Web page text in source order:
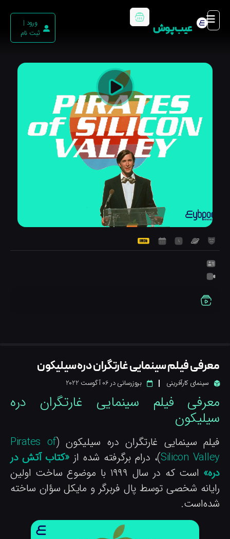
عیب پوش
ورود |
ثبت نام
فیلم سینمایی غارتگران دره سیلیکون
سینمای کارآفرینی بروزرسانی در06 آگوست 2022
فیلم سینمایی غارتگران دره
سینمایی غارتگران دره سیلیکون (Pirates of
Silicon)، درام برگرفته شده از«کتاب آتش در
است که در سال ۱۹۹۹ با موضوع ساخت اولین
شخصی توسط پال فربرگر و مایکل سؤان ساخته